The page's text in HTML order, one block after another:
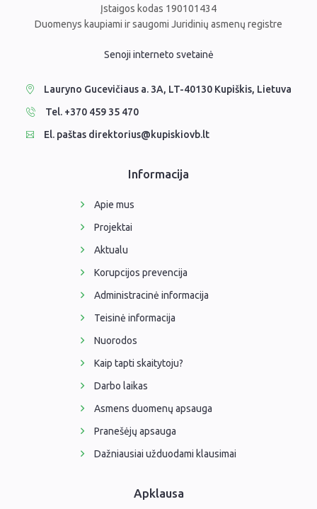
Įstaigos kodas 190101434
Duomenys kaupiami ir saugomi Juridinių asmenų registre
Senoji interneto svetainė
Lauryno Gucevičiaus a. 3A, LT-40130 Kupiškis, Lietuva
Tel. +370 459 35 470
El. paštas direktorius@kupiskiovb.lt
Informacija
Apie mus
Projektai
Aktualu
Korupcijos prevencija
Administracinė informacija
Teisinė informacija
Nuorodos
Kaip tapti skaitytoju?
Darbo laikas
Asmens duomenų apsauga
Pranešėjų apsauga
Dažniausiai užduodami klausimai
Apklausa